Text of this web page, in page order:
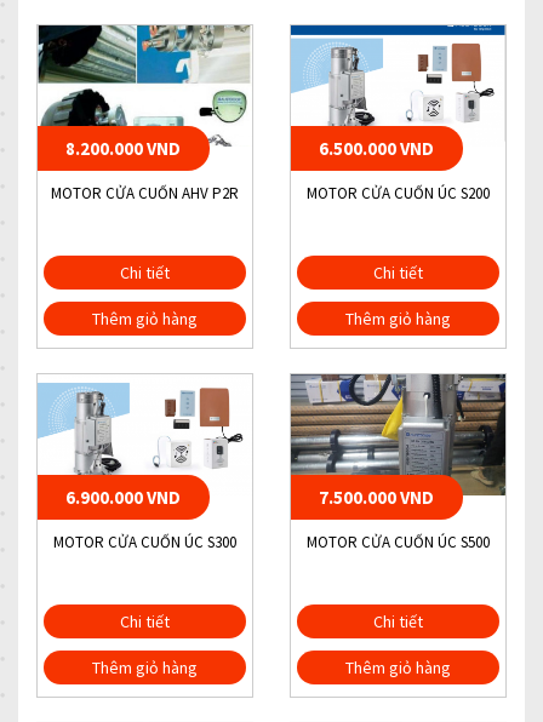
8.200.000 VND
MOTOR CỬA CUỐN AHV P2R
Chi tiết
Thêm giỏ hàng
6.500.000 VND
MOTOR CỬA CUỐN ÚC S200
Chi tiết
Thêm giỏ hàng
6.900.000 VND
MOTOR CỬA CUỐN ÚC S300
Chi tiết
Thêm giỏ hàng
7.500.000 VND
MOTOR CỬA CUỐN ÚC S500
Chi tiết
Thêm giỏ hàng